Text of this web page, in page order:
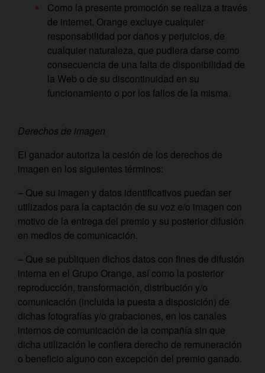
Como la presente promoción se realiza a través
de internet, Orange excluye cualquier
responsabilidad por daños y perjuicios, de
cualquier naturaleza, que pudiera darse como
consecuencia de una falta de disponibilidad de
la Web o de su discontinuidad en su
funcionamiento o por los fallos de la misma.
Derechos de imagen
El ganador autoriza la cesión de los derechos de
imagen en los siguientes términos:
– Que su imagen y datos identificativos puedan ser
utilizados para la captación de su voz e/o imagen con
motivo de la entrega del premio y su posterior difusión
en medios de comunicación.
– Que se publiquen dichos datos con fines de difusión
interna en el Grupo Orange, así como la posterior
reproducción, transformación, distribución y/o
comunicación (incluida la puesta a disposición) de
dichas fotografías y/o grabaciones, en los canales
internos de comunicación de la compañía sin que
dicha utilización le confiera derecho de remuneración
o beneficio alguno con excepción del premio ganado.